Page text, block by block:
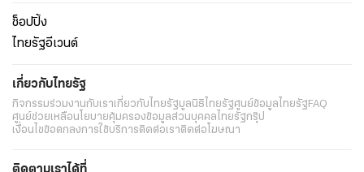
ช็อปปิ้ง
ไทยรัฐอีเวนต์
เกี่ยวกับไทยรัฐ
กิจกรรมร่วมงานกับเราเกี่ยวกับไทยรัฐมูลนิธิไทยรัฐศูนย์ข้อมูลไทยรัฐFAQ
ศูนย์ช่วยเหลือนโยบายคุ้มครองข้อมูลส่วนบุคคลไทยรัฐกรุ๊ป
เงื่อนไขข้อตกลงการใช้บริการติดต่อเราติดต่อโฆษณา